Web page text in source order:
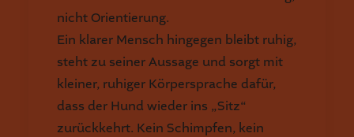
nicht Orientierung.
Ein klarer Mensch hingegen bleibt ruhig,
steht zu seiner Aussage und sorgt mit
kleiner, ruhiger Körpersprache dafür,
dass der Hund wieder ins „Sitz“
zurückkehrt. Kein Schimpfen, kein